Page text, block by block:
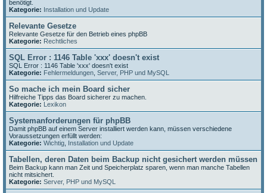
benötigt.
Kategorie: Installation und Update
Relevante Gesetze
Relevante Gesetze für den Betrieb eines phpBB
Kategorie: Rechtliches
SQL Error : 1146 Table 'xxx' doesn't exist
SQL Error : 1146 Table 'xxx' doesn't exist
Kategorie: Fehlermeldungen Server, PHP und MySQL
So mache ich mein Board sicher
Hilfreiche Tipps das Board sicherer zu machen.
Kategorie: Lexikon
Systemanforderungen für phpBB
Damit phpBB auf einem Server installiert werden kann, müssen verschiedene
Voraussetzungen erfüllt werden:
Kategorie: Wichtig Installation und Update
Tabellen, deren Daten beim Backup nicht gesichert werden müssen
Beim Backup kann man Zeit und Speicherplatz sparen, wenn man manche Tabellen
nicht mitsichert.
Kategorie: Server, PHP und MySQL